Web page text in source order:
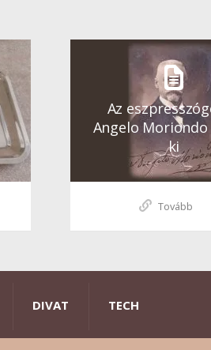
Az
Angelo
ki
Tovább
DIVAT TECH